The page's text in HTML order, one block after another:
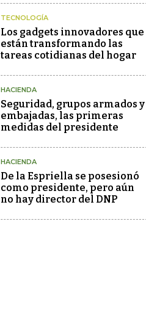
TECNOLOGÍA
Los gadgets innovadores que
están transformando las
tareas cotidianas del hogar
HACIENDA
Seguridad, grupos armados y
embajadas, las primeras
medidas del presidente
HACIENDA
De la Espriella se posesionó
como presidente, pero aún
no hay director del DNP